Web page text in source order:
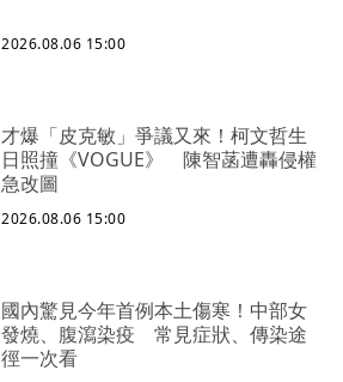
2026.08.06 15:00
才爆「皮克敏」爭議又來！柯文哲生
日照撞《VOGUE》 陳智菡遭轟侵權
急改圖
2026.08.06 15:00
國內驚見今年首例本土傷寒！中部女
發燒、腹瀉染疫 常見症狀、傳染途
徑一次看